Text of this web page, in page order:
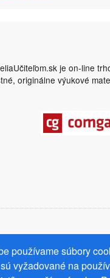
je on-line
originálne výukové
používame súbory
vyžadované na